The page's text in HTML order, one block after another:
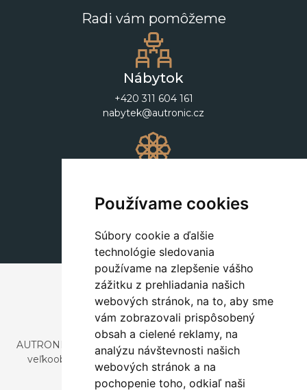
Používame cookies
Súbory cookie a ďalšie
technológie sledovania
používame na zlepšenie vášho
zážitku z prehliadania našich
webových stránok, na to, aby sme
vám zobrazovali prispôsobený
obsah a cielené reklamy, na
analýzu návštevnosti našich
webových stránok a na
pochopenie toho, odkiaľ naši
Radi vám pomôžeme
Nábytok
+420 311 604 161
nabytek@autronic.cz
+420 311 604 182
dekorace@autronic.cz
AUTRONIC, s.r.o. je spoločnosť zaoberajúca sa dovozom a
veľkoobchodným predajom dizajnového aj štýlového
nábytku a dekorácií.